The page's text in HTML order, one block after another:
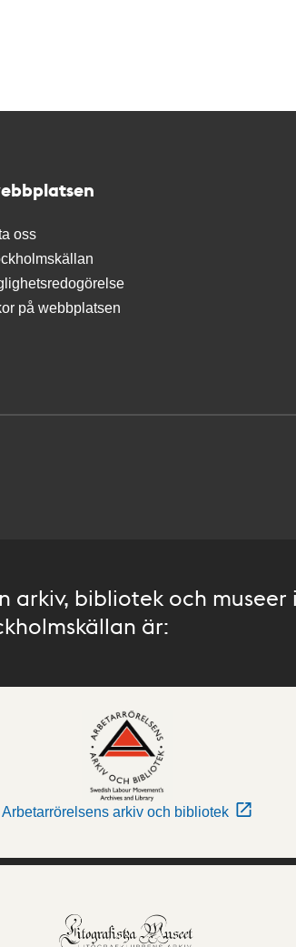
oss
på webbplatsen
arkiv, bibliotek och museer i
är:
Arbetarrörelsens arkiv och bibliotek